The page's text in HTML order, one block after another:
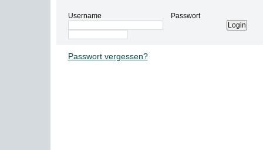
Username Passwort
Passwort vergessen?